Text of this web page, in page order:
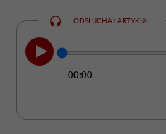
ODSŁUCHAJ ARTYKUŁ
00:00